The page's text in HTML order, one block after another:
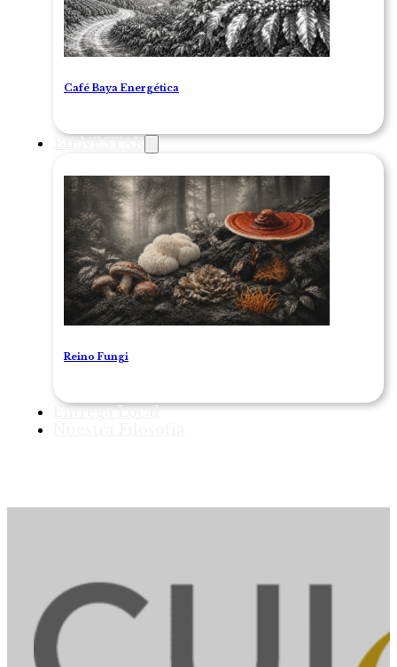
Café Baya Energética
BIENESTAR
Reino Fungi
Entrega Local